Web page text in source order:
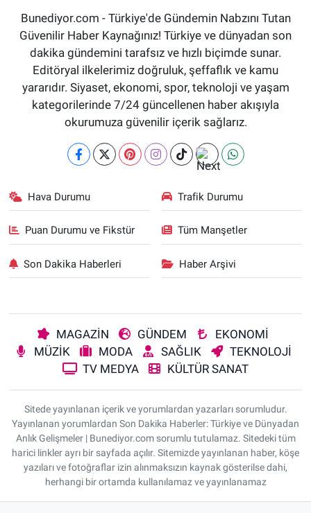
Bunediyor.com - Türkiye'de Gündemin Nabzını Tutan
Güvenilir Haber Kaynağınız! Türkiye ve dünyadan son
dakika gündemini tarafsız ve hızlı biçimde sunar.
Editöryal ilkelerimiz doğruluk, şeffaflık ve kamu
yararıdır. Siyaset, ekonomi, spor, teknoloji ve yaşam
kategorilerinde 7/24 güncellenen haber akışıyla
okurumuza güvenilir içerik sağlarız.
Hava Durumu Trafik Durumu
Puan Durumu ve Fikstür Tüm Manşetler
Son Dakika Haberleri Haber Arşivi
MAGAZİN GÜNDEM
EKONOMİ
MÜZİK
MODA SAĞLIK
TEKNOLOJİ
TV MEDYA
KÜLTÜR SANAT
Sitede yayınlanan içerik ve yorumlardan yazarları sorumludur.
Yayınlanan yorumlardan Son Dakika Haberler: Türkiye ve Dünyadan
Anlık Gelişmeler | Bunediyor.com sorumlu tutulamaz. Sitedeki tüm
harici linkler ayrı bir sayfada açılır. Sitemizde yayınlanan haber, köşe
yazıları ve fotoğraflar izin alınmaksızın kaynak gösterilse dahi,
herhangi bir ortamda kullanılamaz ve yayınlanamaz